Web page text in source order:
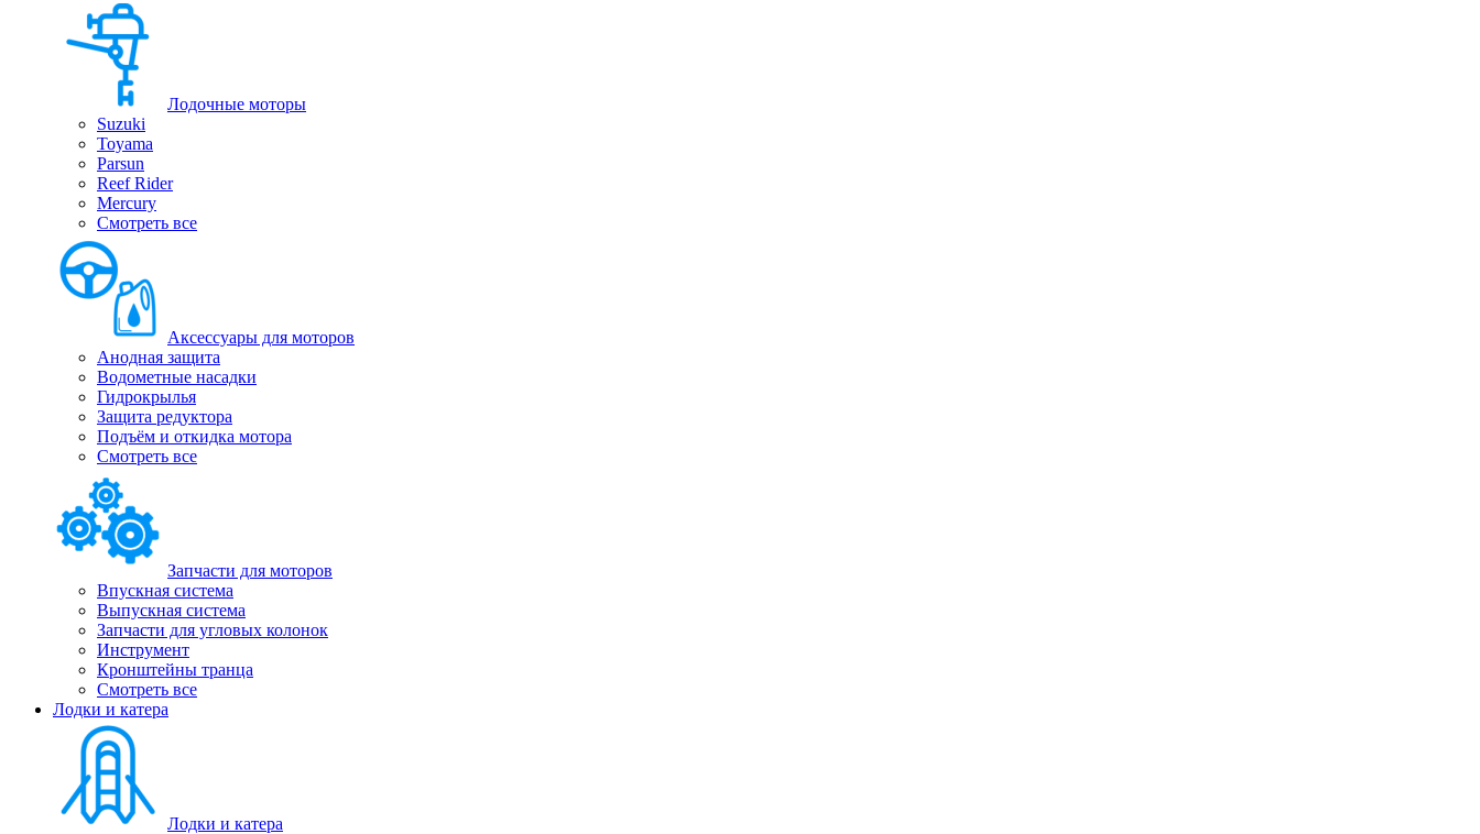
Лодочные моторы
Suzuki
Toyama
Parsun
Reef Rider
Mercury
Смотреть все
Аксессуары для моторов
Анодная защита
Водометные насадки
Гидрокрылья
Защита редуктора
Подъём и откидка мотора
Смотреть все
Запчасти для моторов
Впускная система
Выпускная система
Запчасти для угловых колонок
Инструмент
Кронштейны транца
Смотреть все
Лодки и катера
Лодки и катера